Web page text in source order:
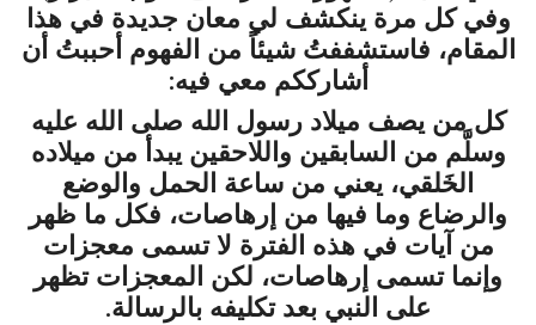
وفي كل مرة ينكشف لي معان جديدة في هذا
المقام، فاستشففتُ شيئاً من الفهوم أحببتُ أن
أشارككم معي فيه:
كل من يصف ميلاد رسول الله صلى الله عليه
وسلَّم من السابقين واللاحقين يبدأ من ميلاده
الخَلقي، يعني من ساعة الحمل والوضع
والرضاع وما فيها من إرهاصات، فكل ما ظهر
من آيات في هذه الفترة لا تسمى معجزات
وإنما تسمى إرهاصات، لكن المعجزات تظهر
على النبي بعد تكليفه بالرسالة.